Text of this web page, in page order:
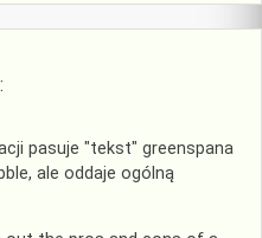
pasuje "tekst" greenspana
ale oddaje ogólną